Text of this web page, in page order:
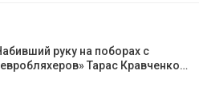
руку на поборах с
Тарас Кравченко…